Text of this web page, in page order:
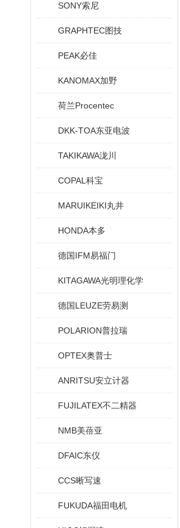
SONY索尼
GRAPHTEC图技
PEAK必佳
KANOMAX加野
荷兰Procentec
DKK-TOA东亚电波
TAKIKAWA泷川
COPAL科宝
MARUIKEIKI丸井
HONDA本多
德国IFM易福门
KITAGAWA光明理化学
德国LEUZE劳易测
POLARION普拉瑞
OPTEX奥普士
ANRITSU安立计器
FUJILATEX不二精器
NMB美蓓亚
DFAIC东仪
CCS晰写速
FUKUDA福田电机